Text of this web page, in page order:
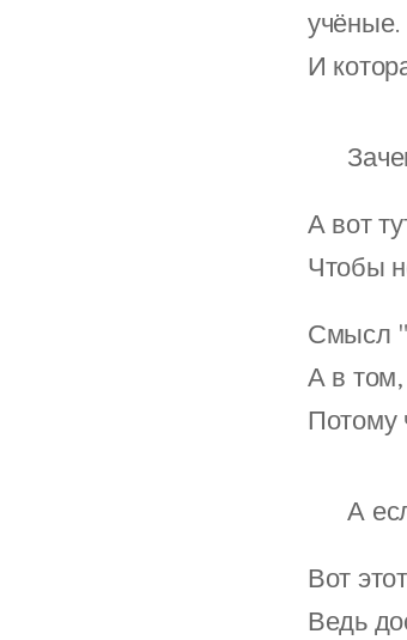
учёные.
И
🔻
А вот
Чтобы
Смысл
А в
Потому
🔻 А
Вот
Ведь